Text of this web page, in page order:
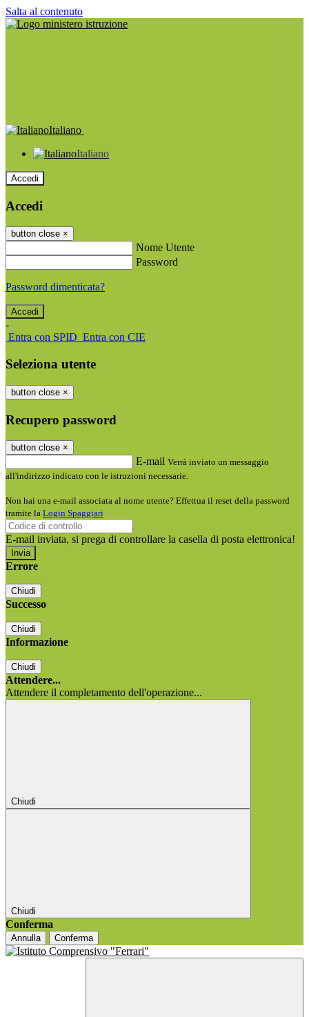
Salta al contenuto
Italiano
Italiano
Accedi
Accedi
button close ×
Nome Utente
Password
Password dimenticata?
-
Entra con SPID Entra con CIE
Seleziona utente
button close ×
Recupero password
button close ×
E-mail Verrà inviato un messaggio
all'indirizzo indicato con le istruzioni necessarie.
Non hai una e-mail associata al nome utente? Effettua il reset della password
tramite la Login Spaggiari
E-mail inviata, si prega di controllare la casella di posta elettronica!
Errore
Chiudi
Successo
Chiudi
Informazione
Chiudi
Attendere...
Attendere il completamento dell'operazione...
Chiudi
Chiudi
Conferma
Annulla Conferma